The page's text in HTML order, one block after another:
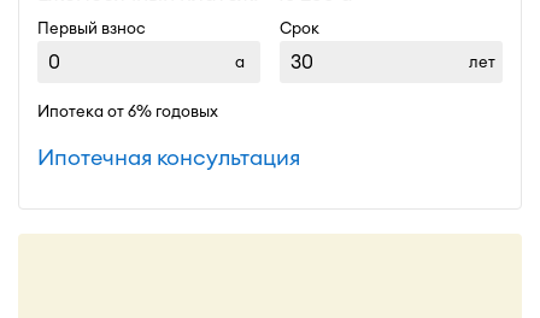
Первый взнос
Срок
лет
Ипотека от 6% годовых
Ипотечная консультация